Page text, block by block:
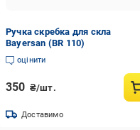
Ручка скребка для скла
Bayersan (BR 110)
оцінити
350 ₴/шт.
Доставимо